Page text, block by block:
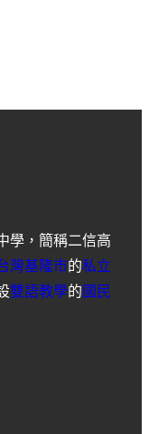
學 ，簡稱二信高
灣基隆市的私立
雙語教學的國民